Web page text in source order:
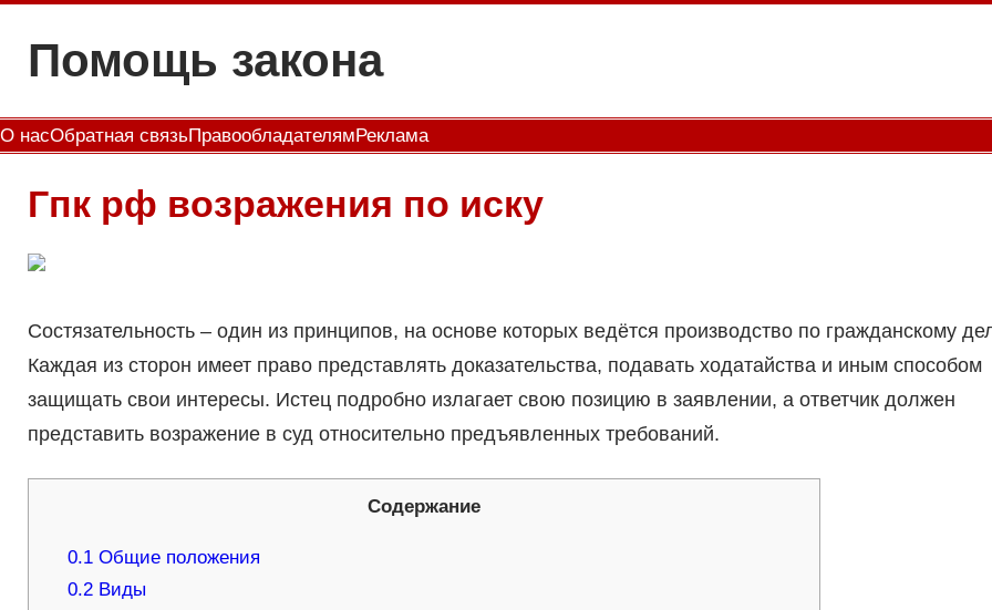
содержимому
Помощь закона
О насОбратная связьПравообладателямРеклама
Гпк рф возражения по иску
Состязательность – один из принципов, на основе которых ведётся производство по гражданскому
Каждая из сторон имеет право представлять доказательства, подавать ходатайства и иным способом
защищать свои интересы. Истец подробно излагает свою позицию в заявлении, а ответчик должен
представить возражение в суд относительно предъявленных требований.
Содержание
0.1 Общие положения
0.2 Виды